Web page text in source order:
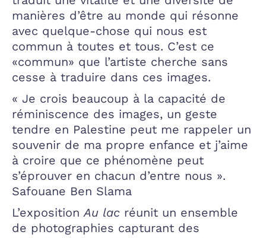
manières d’être au monde qui résonne
avec quelque-chose qui nous est
commun à toutes et tous. C’est ce
«commun» que l’artiste cherche sans
cesse à traduire dans ces images.
« Je crois beaucoup à la capacité de
réminiscence des images, un geste
tendre en Palestine peut me rappeler un
souvenir de ma propre enfance et j’aime
à croire que ce phénomène peut
s’éprouver en chacun d’entre nous ».
Safouane Ben Slama
L’exposition Au lac réunit un ensemble
de photographies capturant des